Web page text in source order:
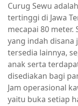
Curug Sewu
tertinggi di Jawa
mecapai 80
yang indah
tersedia lainnya,
anak serta
disediakan bagi
Jam operasional
yaitu buka setiap